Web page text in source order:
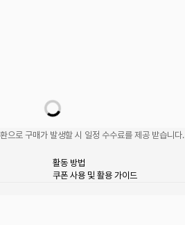
으로 구매가 발생할 시 일정 수수료를 제공 받습니다.
활동 방법
쿠폰 사용 및 활용 가이드